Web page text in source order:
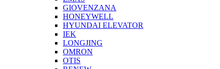
GIOVENZANA
HONEYWELL
HYUNDAI ELEVATOR
IEK
LONGJING
OMRON
OTIS